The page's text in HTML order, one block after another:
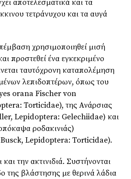
αποτελεσματικά και τα
τετράνυχου και τα αυγά
χρησιμοποιηθεί μισή
προστεθεί ένα εγκεκριμένο
ταυτόχρονη καταπολέμηση
λεπιδοπτέρων, όπως του
orana Fischer von
Torticidae), της Ανάρσιας
Lepidoptera: Gelechiidae) και
ροδακινιάς)
Lepidoptera: Torticidae).
την ακτινιδιά. Συστήνονται
της βλάστησης με θερινά λάδια